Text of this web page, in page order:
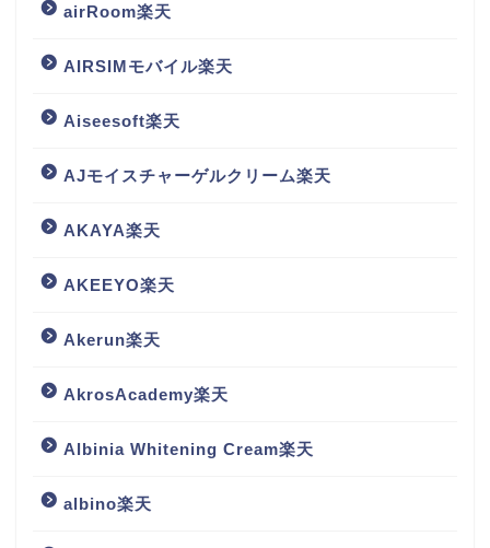
airRoom楽天
AIRSIMモバイル楽天
Aiseesoft楽天
AJモイスチャーゲルクリーム楽天
AKAYA楽天
AKEEYO楽天
Akerun楽天
AkrosAcademy楽天
Albinia Whitening Cream楽天
albino楽天